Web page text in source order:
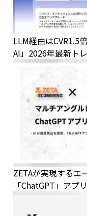
LLM経由はCVR1.5
AI」2026年最新ト
ZETAが実現するエ
「ChatGPT」アプ